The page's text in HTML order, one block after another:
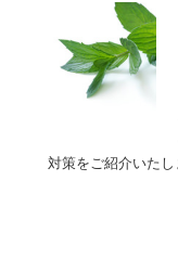
対策をご紹介いた